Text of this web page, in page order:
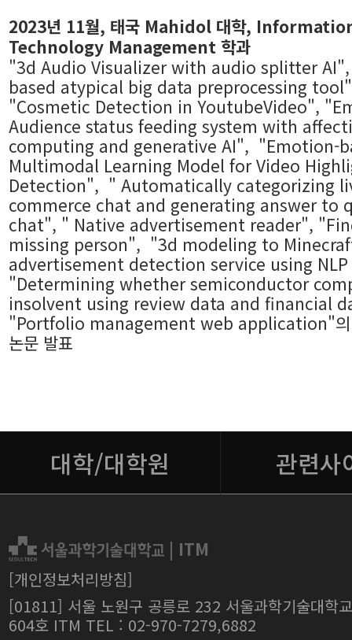
2023년 11월, 태국 Mahidol 대학,
Technology Management 학과
"3d Audio Visualizer with audio splitter AI
based atypical big data preprocessing
"Cosmetic Detection in YoutubeVideo",
Audience status feeding system with
computing and generative AI", "Emotion-
Multimodal Learning Model for Video
Detection", " Automatically categorizing
commerce chat and generating answer to
chat", " Native advertisement reader",
missing person", "3d modeling to
advertisement detection service using
"Determining whether semiconductor
insolvent using review data and financial
"Portfolio management web application"
논문 발표
| ITM
[개인정보처리방침]
[01811] 서울 노원구 공릉로 232 서울과학기술대학
604호 ITM TEL : 02-970-7279,6882
대학/대학원 관련사